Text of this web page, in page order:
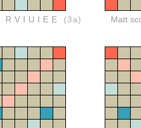
RVIUIEE (3a) Matt